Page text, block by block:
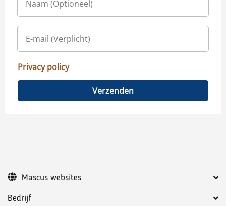
Privacy policy
Verzenden
Bedrijf
Mascus websites